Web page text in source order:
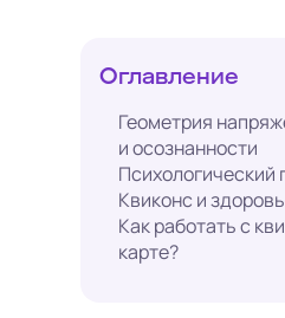
Оглавление
Геометрия
и осознанности
Психологический
Квиконс и
Как работать с
карте?